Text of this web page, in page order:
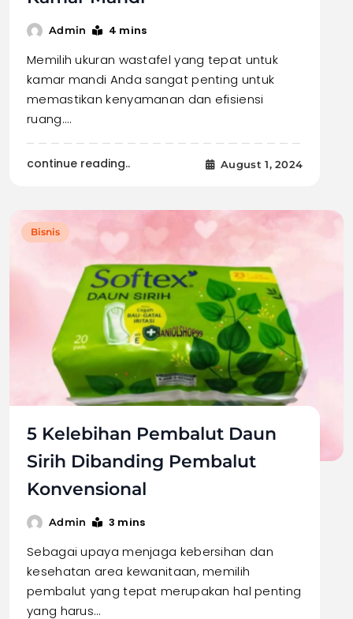
Admin 4 mins
Memilih ukuran wastafel yang tepat untuk
kamar mandi Anda sangat penting untuk
memastikan kenyamanan dan efisiensi
ruang.…
continue reading.. August 1, 2024
Bisnis
5 Kelebihan Pembalut Daun
Sirih Dibanding Pembalut
Konvensional
Admin 3 mins
Sebagai upaya menjaga kebersihan dan
kesehatan area kewanitaan, memilih
pembalut yang tepat merupakan hal penting
yang harus…